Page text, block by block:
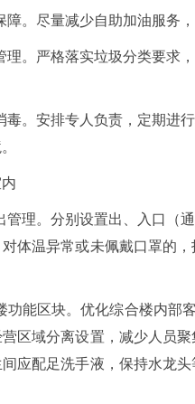
。尽量减少自助加油服务
理。严格落实垃圾分类要求
毒。安排专人负责，定期进
管理。分别设置出、入口（
体温异常或未佩戴口罩的
功能区块。优化综合楼内部
区域分离设置，减少人员
应配足洗手液，保持水龙